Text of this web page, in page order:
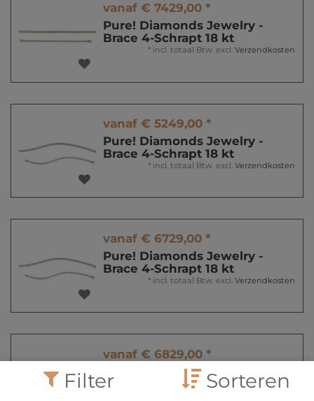
Filter Sorteren
vanaf € 7429,00 *
Pure! Diamonds Jewelry -
Brace 4-Schrapt 18 kt
* incl. totaal Btw. excl. Verzendkosten
vanaf € 5249,00 *
Pure! Diamonds Jewelry -
Brace 4-Schrapt 18 kt
* incl. totaal Btw. excl. Verzendkosten
vanaf € 6729,00 *
Pure! Diamonds Jewelry -
Brace 4-Schrapt 18 kt
* incl. totaal Btw. excl. Verzendkosten
vanaf € 6829,00 *
Pure! Diamonds Jewelry -
Brace 4-Schrapt 18 kt